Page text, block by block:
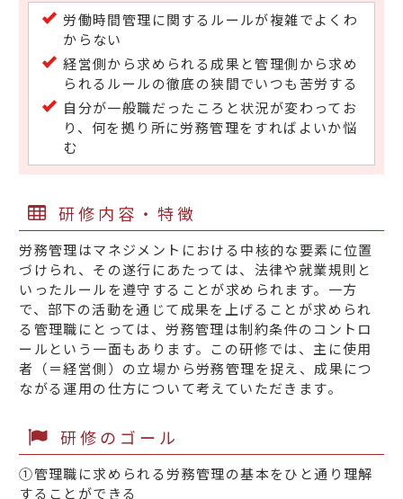
労働時間管理に関するルールが複雑でよくわ
からない
経営側から求められる成果と管理側から求め
られるルールの徹底の狭間でいつも苦労する
自分が一般職だったころと状況が変わってお
り、何を拠り所に労務管理をすればよいか悩
む
研修内容・特徴
労務管理はマネジメントにおける中核的な要素に位置
づけられ、その遂行にあたっては、法律や就業規則と
いったルールを遵守することが求められます。一方
で、部下の活動を通じて成果を上げることが求められ
る管理職にとっては、労務管理は制約条件のコントロ
ールという一面もあります。この研修では、主に使用
者（＝経営側）の立場から労務管理を捉え、成果につ
ながる運用の仕方について考えていただきます。
研修のゴール
①管理職に求められる労務管理の基本をひと通り理解
することができる